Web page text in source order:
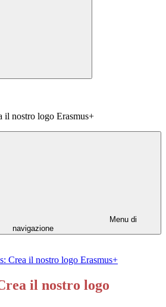
il nostro logo Erasmus+
Menu di
navigazione
Crea il nostro logo Erasmus+
il nostro logo